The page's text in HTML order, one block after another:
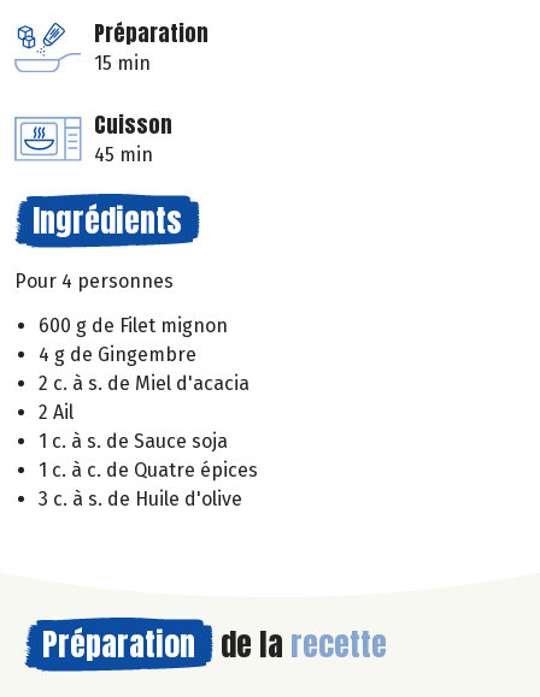
Préparation
15 min
Cuisson
45 min
Ingrédients
Pour 4 personnes
600 g de Filet mignon
4 g de Gingembre
2 c. à s. de Miel d'acacia
2 Ail
1 c. à s. de Sauce soja
1 c. à c. de Quatre épices
3 c. à s. de Huile d'olive
Préparation de la recette